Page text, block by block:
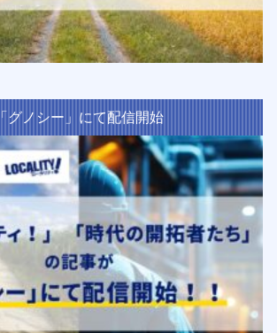
「グノシー」にて配信開始